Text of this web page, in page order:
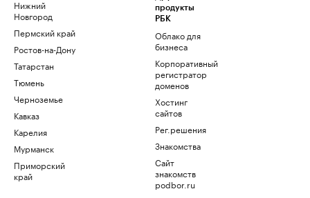
Нижний
Новгород
Пермский край
Ростов-на-Дону
Татарстан
Тюмень
Черноземье
Кавказ
Карелия
Мурманск
Приморский
край
продукты
РБК
Облако для
бизнеса
Корпоративный
регистратор
доменов
Хостинг
сайтов
Рег.решения
Знакомства
Сайт
знакомств
podbor.ru